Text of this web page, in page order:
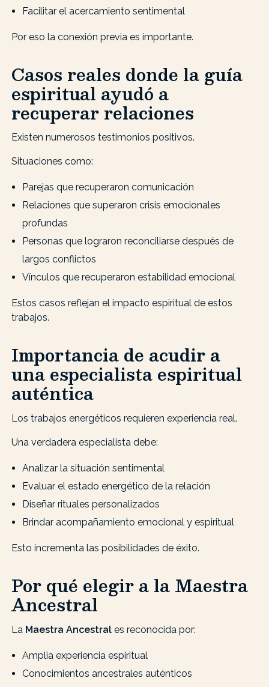
Facilitar el acercamiento sentimental
Por eso la conexión previa es importante.
Casos reales donde la guía
espiritual ayudó a
recuperar relaciones
Existen numerosos testimonios positivos.
Situaciones como:
Parejas que recuperaron comunicación
Relaciones que superaron crisis emocionales
profundas
Personas que lograron reconciliarse después de
largos conflictos
Vínculos que recuperaron estabilidad emocional
Estos casos reflejan el impacto espiritual de estos
trabajos.
Importancia de acudir a
una especialista espiritual
auténtica
Los trabajos energéticos requieren experiencia real.
Una verdadera especialista debe:
Analizar la situación sentimental
Evaluar el estado energético de la relación
Diseñar rituales personalizados
Brindar acompañamiento emocional y espiritual
Esto incrementa las posibilidades de éxito.
Por qué elegir a la Maestra
Ancestral
La Maestra Ancestral es reconocida por:
Amplia experiencia espiritual
Conocimientos ancestrales auténticos